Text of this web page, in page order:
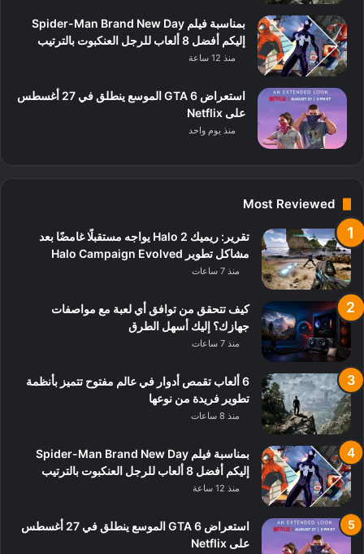
بمناسبة فيلم Spider-Man Brand New Day
إليكم أفضل 8 ألعاب للرجل العنكبوت بالترتيب
منذ 12 ساعة
استعراض GTA 6 الموسع ينطلق في 27 أغسطس
على Netflix
منذ يوم واحد
Most Reviewed
تقرير: ريميك Halo 2 يواجه مستقبلًا غامضًا بعد
مشاكل تطوير Halo Campaign Evolved
منذ 7 ساعات
كيف تتحقق من توافق أي لعبة مع مواصفات
جهازك؟ إليك أسهل الطرق
منذ 7 ساعات
6 ألعاب تقمص أدوار في عالم مفتوح تتميز بأنظمة
تطوير فريدة من نوعها
منذ 8 ساعات
بمناسبة فيلم Spider-Man Brand New Day
إليكم أفضل 8 ألعاب للرجل العنكبوت بالترتيب
منذ 12 ساعة
استعراض GTA 6 الموسع ينطلق في 27 أغسطس
على Netflix